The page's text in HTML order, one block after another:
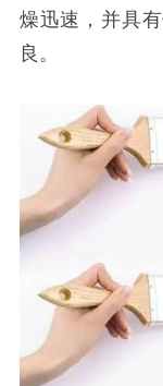
燥迅速，并具
良。